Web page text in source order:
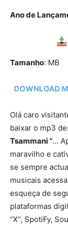
Ano de
Tamanho: MB
DOWNLOAD
Olá caro
baixar o mp3
Tsammani ”…
maravilho e
se sempre
musicais
esqueça de
plataformas
“X”, SpotiFy,